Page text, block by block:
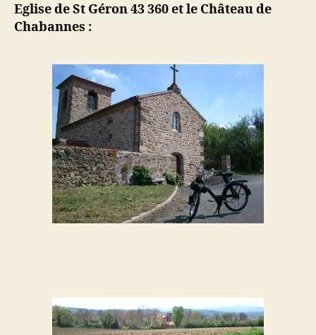
Eglise de St Géron 43 360 et le Château de
Chabannes :